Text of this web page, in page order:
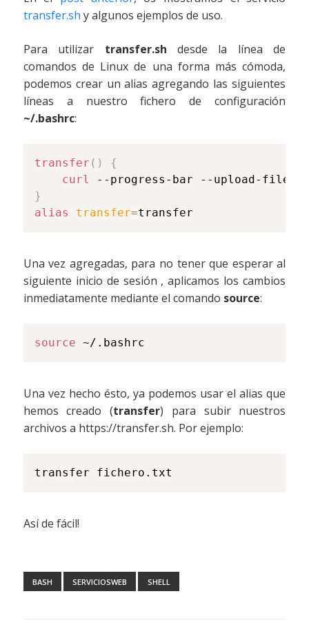
transfer.sh y algunos ejemplos de uso.
Para utilizar transfer.sh desde la línea de
comandos de Linux de una forma más cómoda,
podemos crear un alias agregando las siguientes
líneas a nuestro fichero de configuración
~/.bashrc:
transfer ( )
{
curl --progress-bar --upload-file
}
alias
transfer=transfer
Una vez agregadas, para no tener que esperar al
siguiente inicio de sesión , aplicamos los cambios
inmediatamente mediante el comando source:
source
Una vez hecho ésto, ya podemos usar el alias que
hemos creado (transfer) para subir nuestros
archivos a https://transfer.sh. Por ejemplo:
Así de fácil!
BASH SERVICIOSWEB SHELL